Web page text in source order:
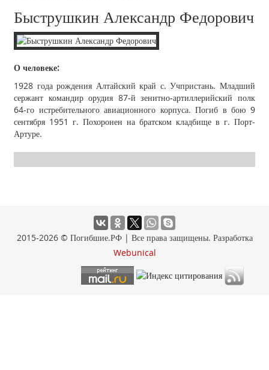
Быструшкин Александр Федорович
О человеке:
1928 года рождения Алтайский край с. Учпристань. Младший
сержант командир орудия 87-й зенитно-артиллерийский полк
64-го истребительного авиационного корпуса. Погиб в бою 9
сентября 1951 г. Похоронен на братском кладбище в г. Порт-
Артуре.
2015-2026 © Погибшие.РФ | Все права защищены. Разработка
Webunical